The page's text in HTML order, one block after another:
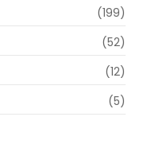
(199)
(52)
(12)
(5)